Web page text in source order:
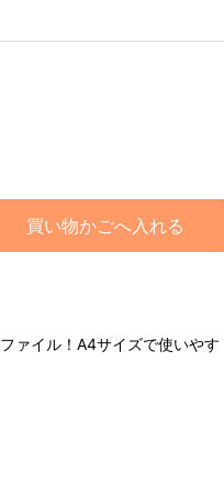
買い物かごへ入れる
ァイル！A4サイズで使いやす